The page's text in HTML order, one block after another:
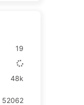
19
48k
52062